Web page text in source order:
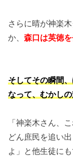
さらに晴が神楽
か、森口は英徳を
そしてその瞬間
なって、むかしの
「神楽木さん、
どん庶民を追い
よ」と他生徒に